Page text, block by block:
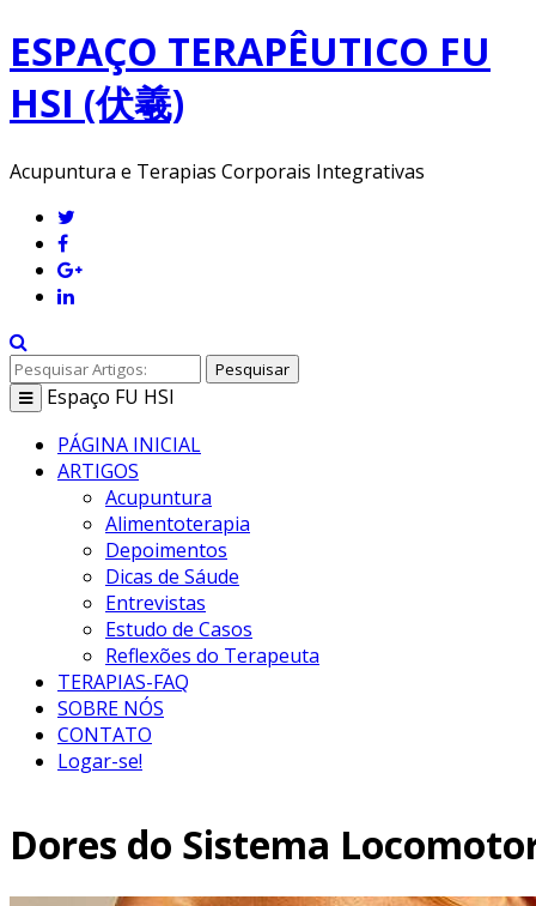
ESPAÇO TERAPÊUTICO FU
HSI (伏羲)
Acupuntura e Terapias Corporais Integrativas
Pesquisar
Toggle
navigation
Espaço FU HSI
PÁGINA INICIAL
ARTIGOS
Acupuntura
Alimentoterapia
Depoimentos
Dicas de Sáude
Entrevistas
Estudo de Casos
Reflexões do Terapeuta
TERAPIAS-FAQ
SOBRE NÓS
CONTATO
Logar-se!
Dores do Sistema